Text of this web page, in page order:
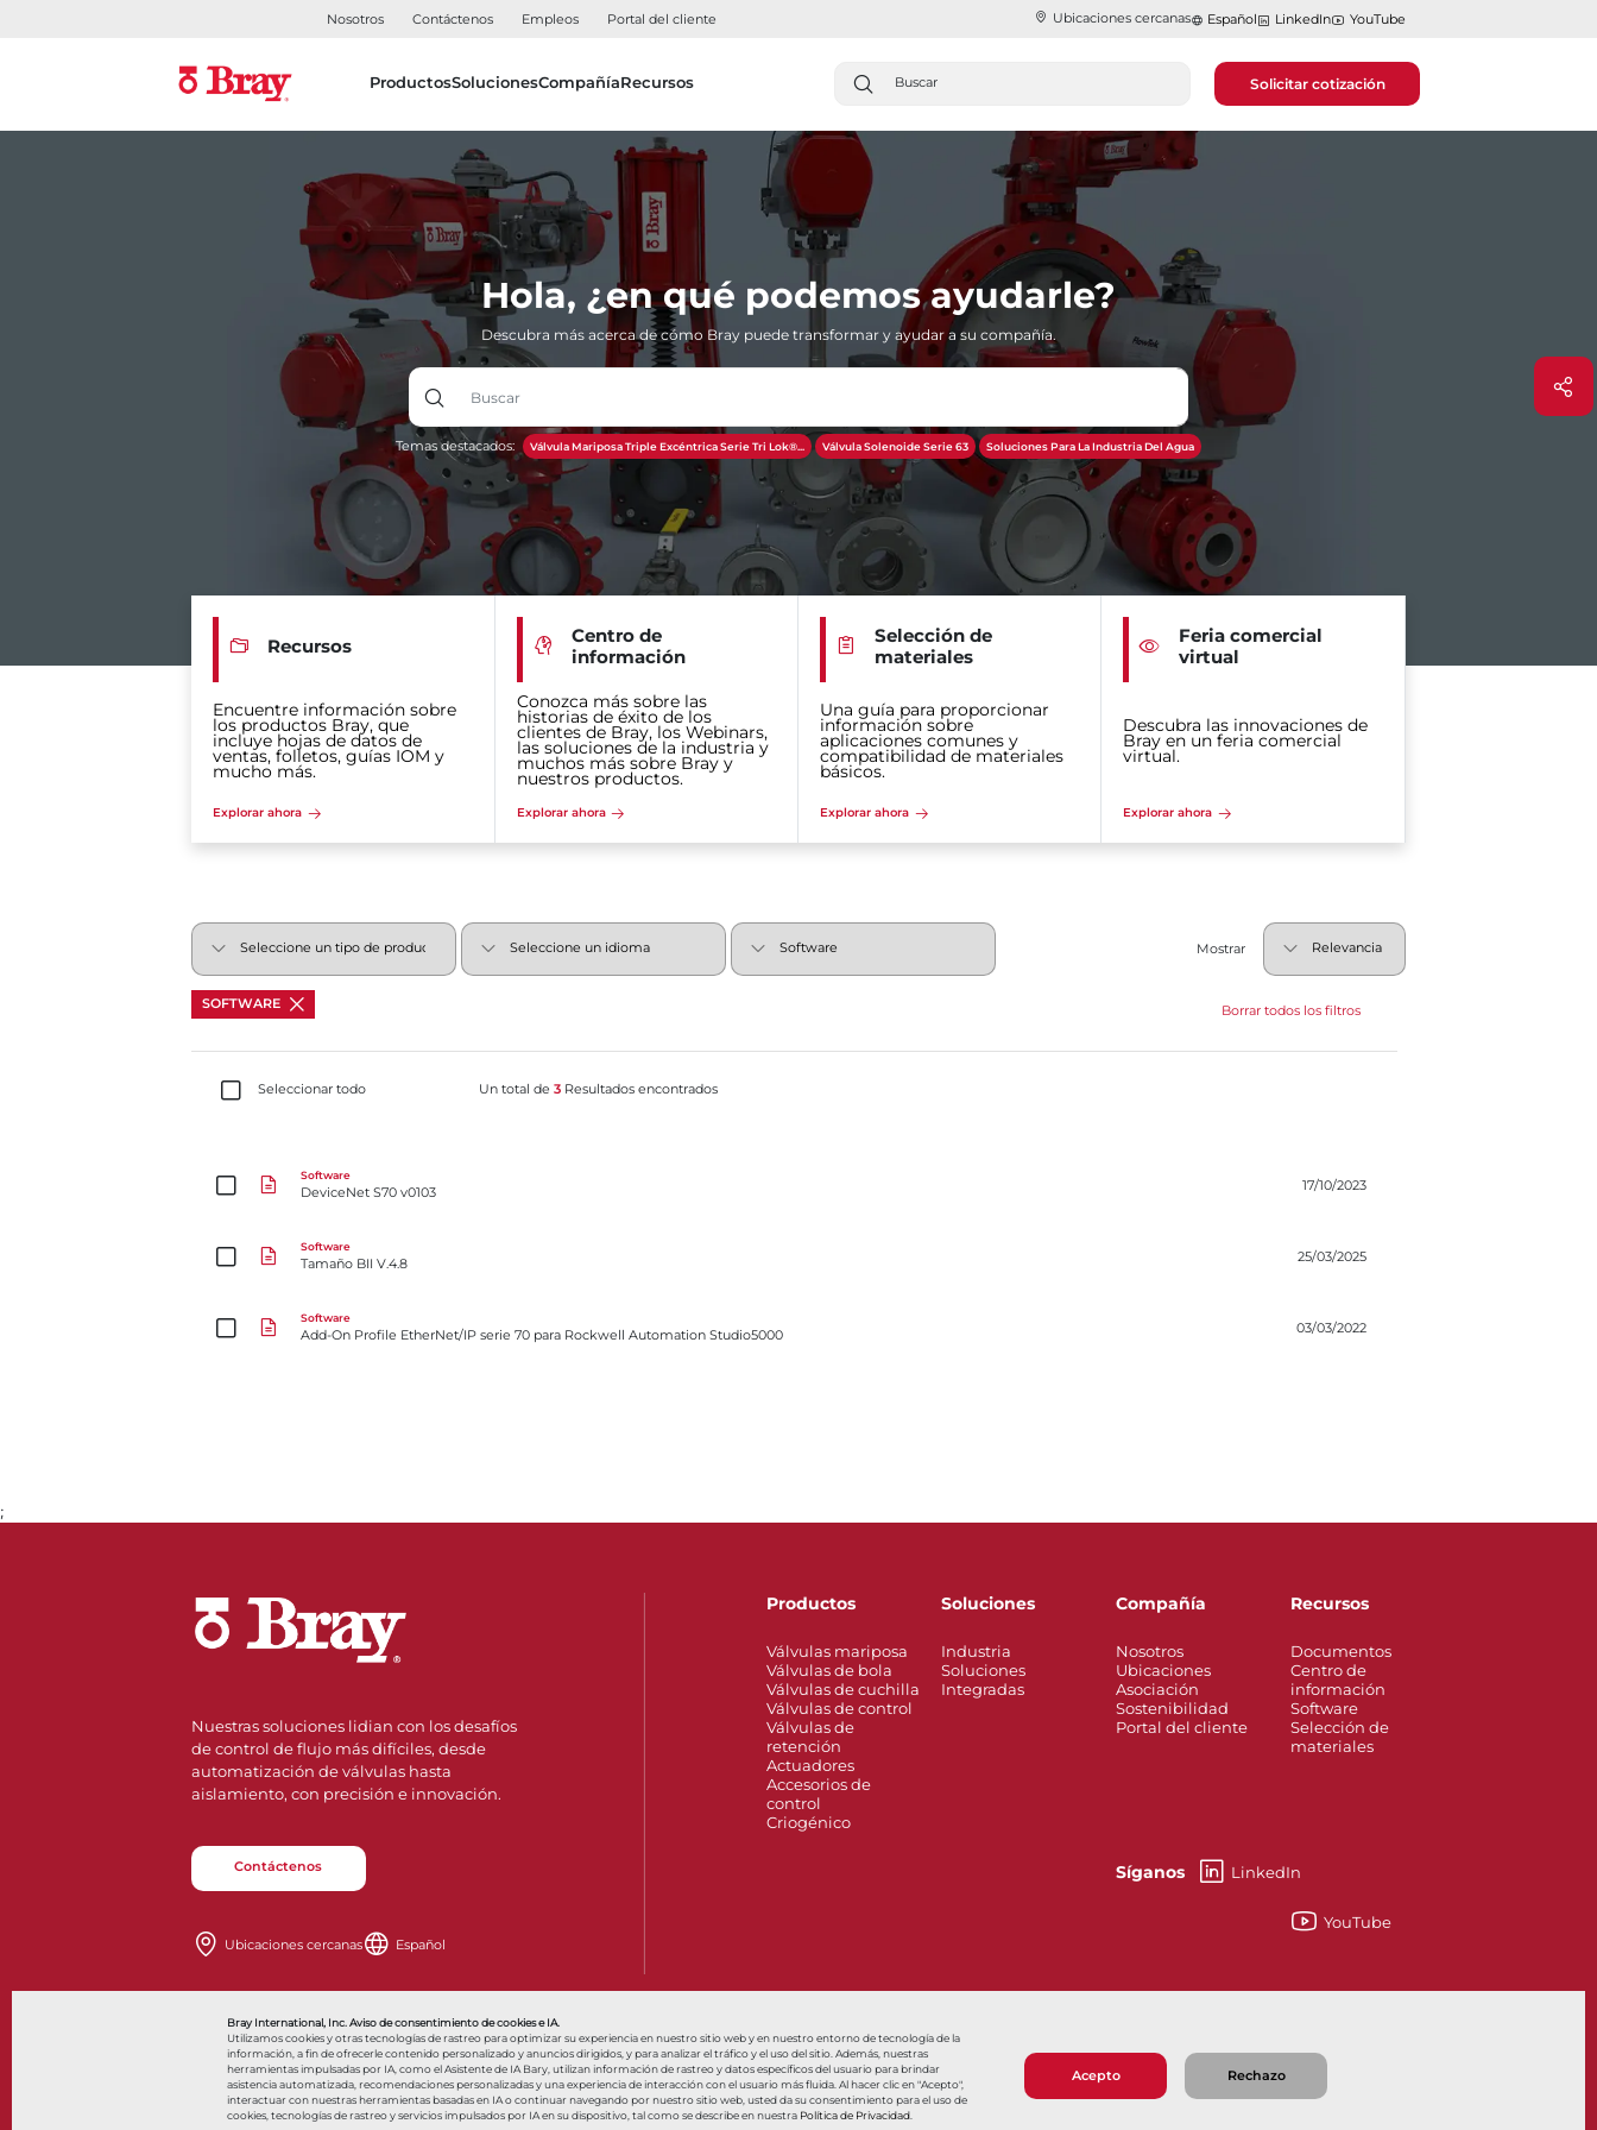
Bray International, Inc. Aviso de consentimiento de cookies e IA.
Utilizamos cookies y otras tecnologías de rastreo para optimizar su experiencia en nuestro sitio web y en nuestro entorno de tecnología de la
información, a fin de ofrecerle contenido personalizado y anuncios dirigidos, y para analizar el tráfico y el uso del sitio. Además, nuestras
herramientas impulsadas por IA, como el Asistente de IA Bary, utilizan información de rastreo y datos específicos del usuario para brindar
asistencia automatizada, recomendaciones personalizadas y una experiencia de interacción con el usuario más fluida. Al hacer clic en "Acepto",
interactuar con nuestras herramientas basadas en IA o continuar navegando por nuestro sitio web, usted da su consentimiento para el uso de
cookies, tecnologías de rastreo y servicios impulsados por IA en su dispositivo, tal como se describe en nuestra Política de Privacidad
Acepto Rechazo
Nosotros Contáctenos Empleos Portal del cliente Ubicaciones cercanas Español LinkedIn YouTube
ProductosSolucionesCompañíaRecursos Solicitar cotización
Hola, ¿en qué podemos ayudarle?
Descubra más acerca de cómo Bray puede transformar y ayudar a su compañía.
Temas destacados: Válvula Mariposa Triple Excéntrica Serie Tri Lok®​​​​​​​... Válvula Solenoide Serie 63 Soluciones Para La Industria Del Agua
Recursos
Encuentre información sobre
los productos Bray, que
incluye hojas de datos de
ventas, folletos, guías IOM y
mucho más.
Explorar ahora
Centro de
información
Conozca más sobre las
historias de éxito de los
clientes de Bray, los Webinars,
las soluciones de la industria y
muchos más sobre Bray y
nuestros productos.
Explorar ahora
Selección de
materiales
Una guía para proporcionar
información sobre
aplicaciones comunes y
compatibilidad de materiales
básicos.
Explorar ahora
Feria comercial
virtual
Descubra las innovaciones de
Bray en un feria comercial
virtual.
Explorar ahora
Mostrar
SOFTWARE Borrar todos los filtros
Seleccionar todo Un total de 3Resultados encontrados
Software
DeviceNet S70 v0103 17/10/2023
Software
Tamaño BII V.4.8 25/03/2025
Software
Add-On Profile​​​​​​​ EtherNet/IP serie 70 para Rockwell Automation Studio5000 03/03/2022
;
Nuestras soluciones lidian con los desafíos
de control de flujo más difíciles, desde
automatización de válvulas hasta
aislamiento, con precisión e innovación.
Contáctenos
Ubicaciones cercanas Español
Productos
Válvulas mariposa
Válvulas de bola
Válvulas de cuchilla
Válvulas de control
Válvulas de
retención
Actuadores
Accesorios de
control
Criogénico
Soluciones
Industria
Soluciones
Integradas
Compañía
Nosotros
Ubicaciones
Asociación
Sostenibilidad
Portal del cliente
Síganos LinkedIn
Recursos
Documentos
Centro de
información
Software
Selección de
materiales
YouTube
Also of Interest
© 2026 Bray International. Todos los derechos reservados Términos y condiciones Términos y condiciones de Venta Política de Privacidad